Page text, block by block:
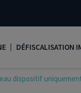
DÉFISCALISATION
Loi Denormandie
dispositif